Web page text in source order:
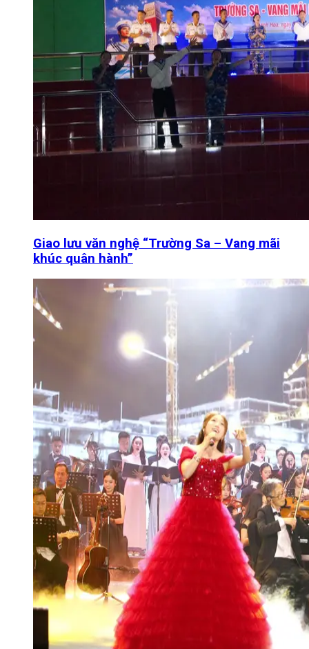
Giao lưu văn nghệ “Trường Sa – Vang mãi
khúc quân hành”